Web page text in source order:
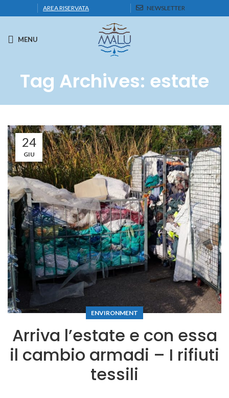
AREA RISERVATA NEWSLETTER
MENU
Tag Archives: estate
24
GIU
ENVIRONMENT
Arriva l’estate e con essa
il cambio armadi – I rifiuti
tessili